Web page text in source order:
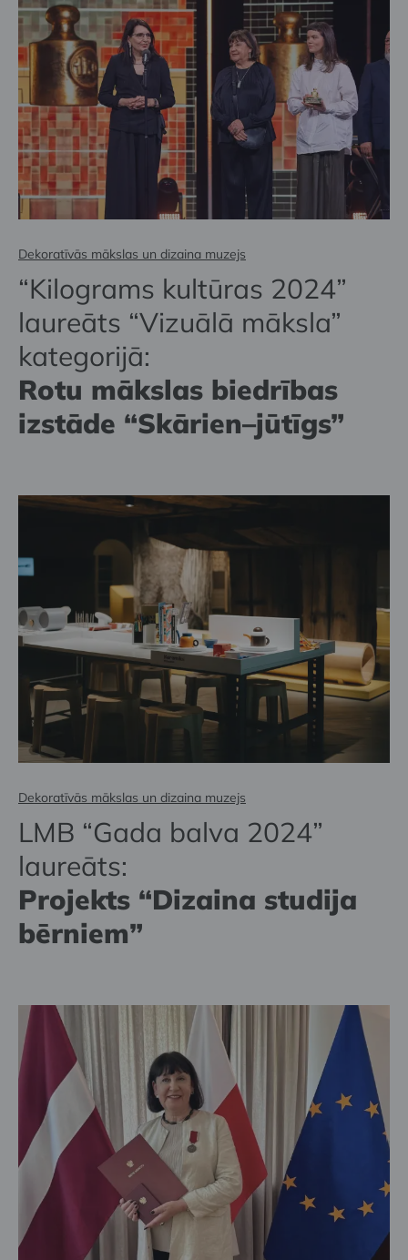
Dekoratīvās mākslas un dizaina muzejs
“Kilograms kultūras 2024”
laureāts “Vizuālā māksla”
kategorijā:
Rotu mākslas biedrības
izstāde “Skārien–jūtīgs”
Dekoratīvās mākslas un dizaina muzejs
LMB “Gada balva 2024”
laureāts:
Projekts “Dizaina studija
bērniem”